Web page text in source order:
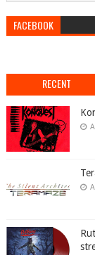
FACEBOOK
RECENT